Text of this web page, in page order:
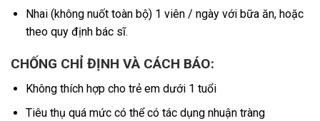
Nhai (không nuốt toàn bộ) 1 viên / ngày với bữa ăn, hoặc
theo quy định bác sĩ.
CHỐNG CHỈ ĐỊNH VÀ CÁCH BÁO:
Không thích hợp cho trẻ em dưới 1 tuổi
Tiêu thụ quá mức có thể có tác dụng nhuận tràng